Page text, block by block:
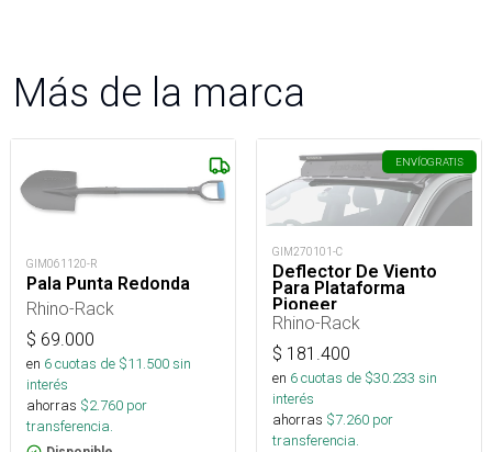
Más de la marca
GIM061120-R
Pala Punta Redonda
Rhino-Rack
$ 69.000
en 6cuotas de $11.500sin
interés
ahorras $2.760 por
transferencia.
ENVÍOGRATIS
GIM270101-C
Deflector De Viento
Para Plataforma
Pioneer
Rhino-Rack
$ 181.400
en 6cuotas de $30.233 sin
interés
ahorras $7.260 por
transferencia.